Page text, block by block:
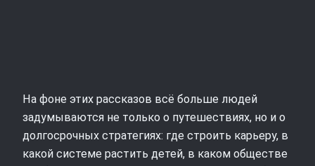
На фоне этих рассказов всё больше людей
задумываются не только о путешествиях, но и о
долгосрочных стратегиях: где строить карьеру, в
какой системе растить детей, в каком обществе